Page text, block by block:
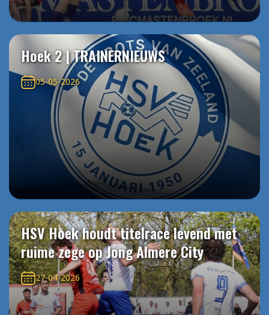
Hoek 2 | TRAINERNIEUWS
05-05-2026
HSV Hoek houdt titelrace levend met
ruime zege op Jong Almere City
27-04-2026